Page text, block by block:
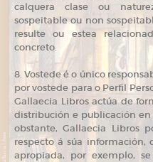
calquera clase ou
sospeitable ou non
resulte ou estea
concreto.
8. Vostede é o único
por vostede para o Perfil
Gallaecia Libros actúa de
distribución e publicación
obstante, Gallaecia Libros
respecto á súa información,
apropiada, por exemplo,